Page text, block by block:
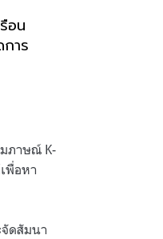
อน
าร
ภาษณ์ K-
พื่อหา
จัดสัมนา